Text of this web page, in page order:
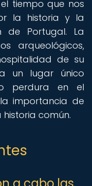
tiempo que nos
la historia y la
de Portugal. La
arqueológicos,
de su
un lugar único
perdura en el
importancia de
común.